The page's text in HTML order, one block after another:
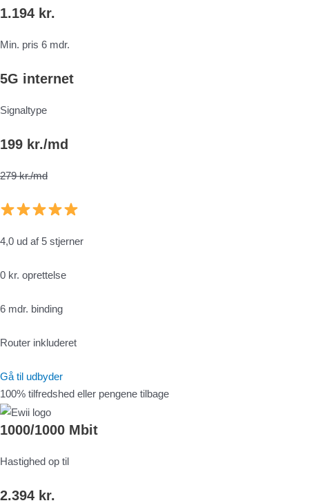
1.194 kr.
Min. pris 6 mdr.
5G internet
Signaltype
199 kr./md
279 kr./md
4,0 ud af 5 stjerner
0 kr. oprettelse
6 mdr. binding
Router inkluderet
Gå til udbyder
100% tilfredshed eller pengene tilbage
1000/1000 Mbit
Hastighed op til
2.394 kr.